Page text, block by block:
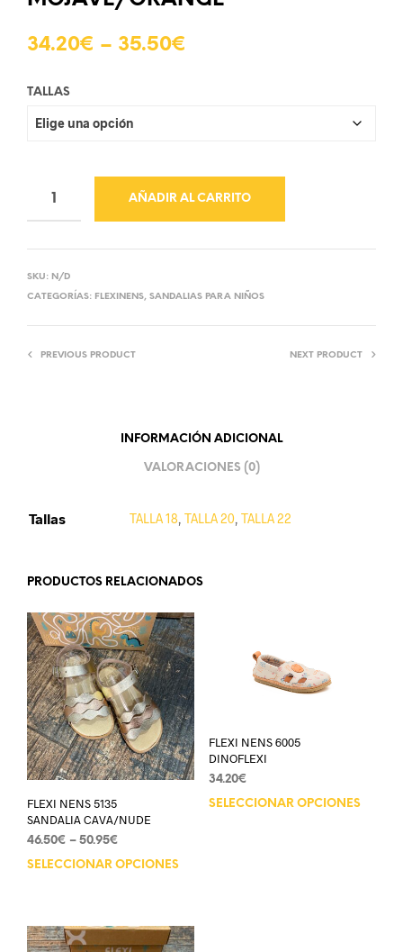
34.20€ – 35.50€
TALLAS
AÑADIR AL CARRITO
SKU: N/D
CATEGORÍAS: FLEXINENS, SANDALIAS PARA NIÑOS
PREVIOUS PRODUCT NEXT PRODUCT
INFORMACIÓN ADICIONAL
VALORACIONES (0)
Tallas TALLA 18 TALLA 20 TALLA 22
PRODUCTOS RELACIONADOS
FLEXI NENS 5135
SANDALIA CAVA/NUDE
46.50€ – 50.95€
SELECCIONAR OPCIONES
FLEXI NENS 6005
DINOFLEXI
34.20€
SELECCIONAR OPCIONES